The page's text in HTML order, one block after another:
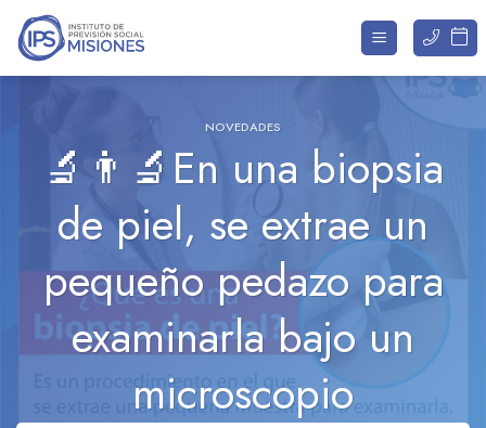
Saltar
contenido
NOVEDADES
🔬👨‍🔬En una biopsia
de piel, se extrae un
pequeño pedazo para
examinarla bajo un
microscopio